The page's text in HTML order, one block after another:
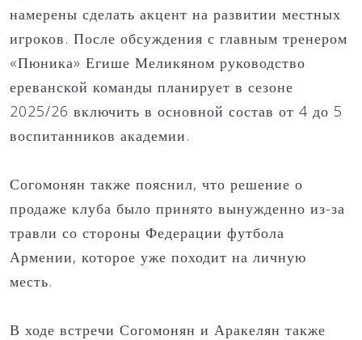
намерены сделать акцент на развитии местных
игроков. После обсуждения с главным тренером
«Пюника» Егише Меликяном руководство
ереванской команды планирует в сезоне
2025/26 включить в основной состав от 4 до 5
воспитанников академии.
Согомонян также пояснил, что решение о
продаже клуба было принято вынужденно из-за
травли со стороны Федерации футбола
Армении, которое уже походит на личную
месть.
В ходе встречи Согомонян и Аракелян также